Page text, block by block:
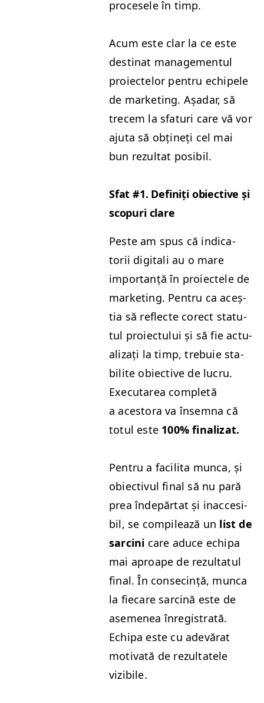
pro­ce­se­le în timp.
Acum este clar la ce este
des­ti­nat man­age­men­tul
proiectelor pen­tru echipele
de mar­ket­ing. Așadar, să
tre­cem la sfa­turi care vă vor
aju­ta să obțineți cel mai
bun rezul­tat posibil.
Sfat #1. Definiți obiec­tive și
scop­uri clare
Peste am spus că indi­ca­
torii dig­i­tali au o mare
impor­tanță în proiectele de
mar­ket­ing. Pen­tru ca aceș­
tia să reflecte corect statu­
tul proiec­tu­lui și să fie actu­
al­iza­ți la timp, tre­buie sta­
bilite obiec­tive de lucru.
Exe­cutarea com­pletă
a aces­to­ra va însem­na că
totul este 100% final­izat.
Pen­tru a facili­ta munca, și
obiec­tivul final să nu pară
prea înde­păr­tat și inac­ce­si­
bil, se com­pilează un list de
sarci­ni care aduce echipa
mai aproape de rezul­tat­ul
final. În con­secință, munca
la fiecare sarcină este de
aseme­nea înreg­is­trată.
Echipa este cu ade­vărat
moti­vată de rezul­tatele
vizibile.